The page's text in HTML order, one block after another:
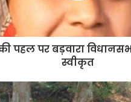
पहल पर बड़वारा
स्वीकृत